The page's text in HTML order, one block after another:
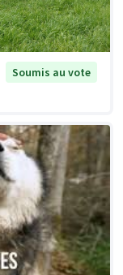
Soumis au vote